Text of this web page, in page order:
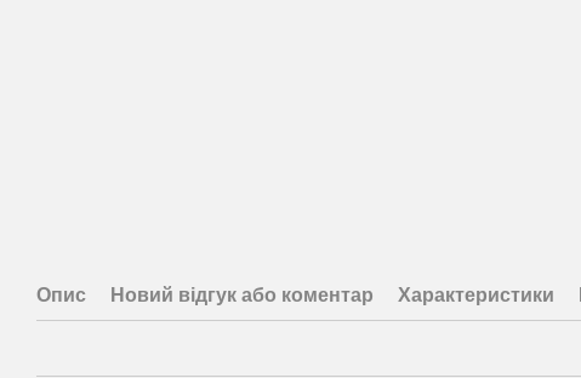
Опис Новий відгук або коментар Характеристики